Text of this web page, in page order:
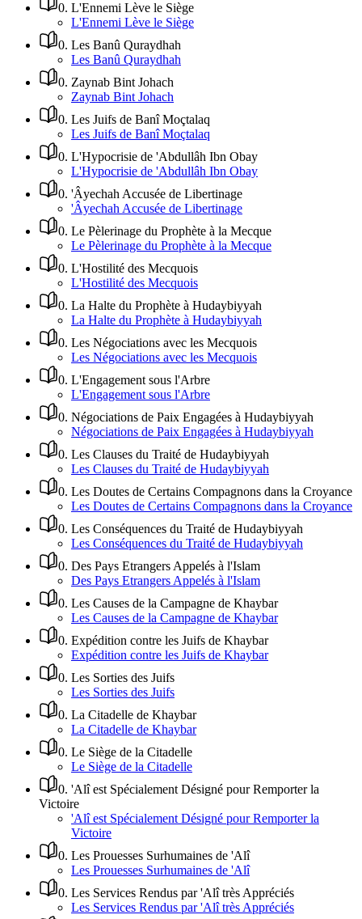
0. L'Ennemi Lève le Siège
L'Ennemi Lève le Siège
0. Les Banû Quraydhah
Les Banû Quraydhah
0. Zaynab Bint Johach
Zaynab Bint Johach
0. Les Juifs de Banî Moçtalaq
Les Juifs de Banî Moçtalaq
0. L'Hypocrisie de 'Abdullâh Ibn Obay
L'Hypocrisie de 'Abdullâh Ibn Obay
0. 'Âyechah Accusée de Libertinage
'Âyechah Accusée de Libertinage
0. Le Pèlerinage du Prophète à la Mecque
Le Pèlerinage du Prophète à la Mecque
0. L'Hostilité des Mecquois
L'Hostilité des Mecquois
0. La Halte du Prophète à Hudaybiyyah
La Halte du Prophète à Hudaybiyyah
0. Les Négociations avec les Mecquois
Les Négociations avec les Mecquois
0. L'Engagement sous l'Arbre
L'Engagement sous l'Arbre
0. Négociations de Paix Engagées à Hudaybiyyah
Négociations de Paix Engagées à Hudaybiyyah
0. Les Clauses du Traité de Hudaybiyyah
Les Clauses du Traité de Hudaybiyyah
0. Les Doutes de Certains Compagnons dans la Croyance
Les Doutes de Certains Compagnons dans la Croyance
0. Les Conséquences du Traité de Hudaybiyyah
Les Conséquences du Traité de Hudaybiyyah
0. Des Pays Etrangers Appelés à l'Islam
Des Pays Etrangers Appelés à l'Islam
0. Les Causes de la Campagne de Khaybar
Les Causes de la Campagne de Khaybar
0. Expédition contre les Juifs de Khaybar
Expédition contre les Juifs de Khaybar
0. Les Sorties des Juifs
Les Sorties des Juifs
0. La Citadelle de Khaybar
La Citadelle de Khaybar
0. Le Siège de la Citadelle
Le Siège de la Citadelle
0. 'Alî est Spécialement Désigné pour Remporter la
Victoire
'Alî est Spécialement Désigné pour Remporter la
Victoire
0. Les Prouesses Surhumaines de 'Alî
Les Prouesses Surhumaines de 'Alî
0. Les Services Rendus par 'Alî très Appréciés
Les Services Rendus par 'Alî très Appréciés